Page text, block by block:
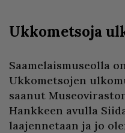
Ukkometsoja
Saamelaismuseolla
Ukkometsojen
saanut
Hankkeen avulla
laajennetaan ja jo